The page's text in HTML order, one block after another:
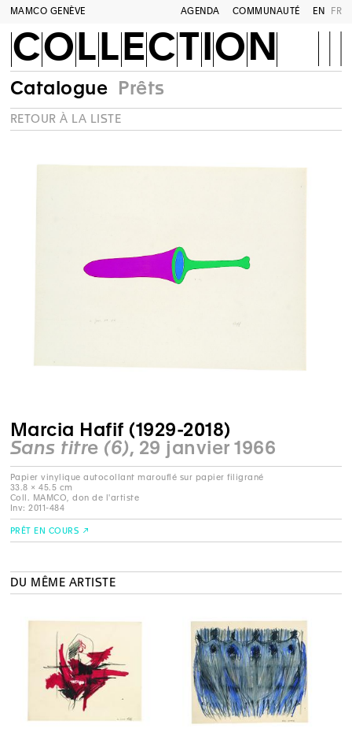
MAMCO GENÈVE AGENDA COMMUNAUTÉ EN FR
COLLECTION
Catalogue Prêts
RETOUR À LA LISTE
Marcia Hafif (1929-2018)
Sans titre (6), 29 janvier 1966
Papier vinylique autocollant marouflé sur papier filigrané
33.8 × 45.5 cm
Coll. MAMCO, don de l'artiste
Inv: 2011-484
PRÊT EN COURS
DU MÊME ARTISTE